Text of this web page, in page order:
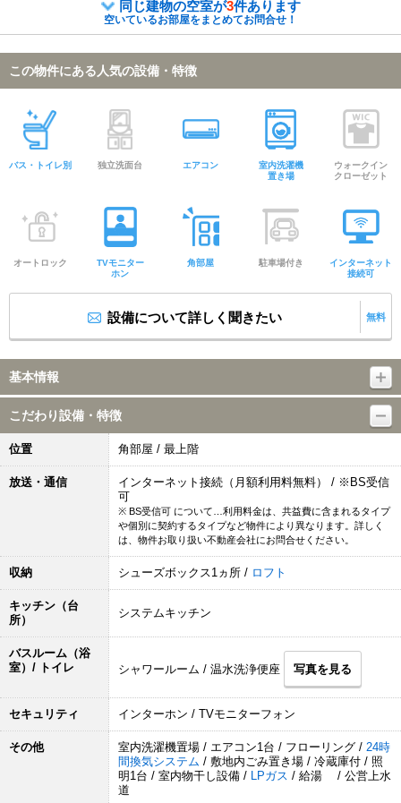
同じ建物の空室が3件あります
空いているお部屋をまとめてお問合せ！
この物件にある人気の設備・特徴
バス・トイレ別 独立洗面台 エアコン
室内洗濯機
置き場
ウォークイン
クローゼット
オートロック
TVモニター
ホン
角部屋 駐車場付き
インターネット
接続可
設備について詳しく聞きたい 無料
基本情報
こだわり設備・特徴
位置 角部屋 / 最上階
放送・通信
インターネット接続（月額利用料無料） / ※BS受信
可
※ BS受信可 について…利用料金は、共益費に含まれるタイプ
や個別に契約するタイプなど物件により異なります。詳しく
は、物件お取り扱い不動産会社にお問合せください。
収納 シューズボックス1ヵ所 / ロフト
キッチン（台
所）
システムキッチン
バスルーム（浴
室）/ トイレ
シャワールーム / 温水洗浄便座 写真を見る
セキュリティ インターホン / TVモニターフォン
その他 室内洗濯機置場 / エアコン1台 / フローリング / 24時
間換気システム / 敷地内ごみ置き場 / 冷蔵庫付 / 照
明1台 / 室内物干し設備 / LPガス / 給湯 / 公営上水
道